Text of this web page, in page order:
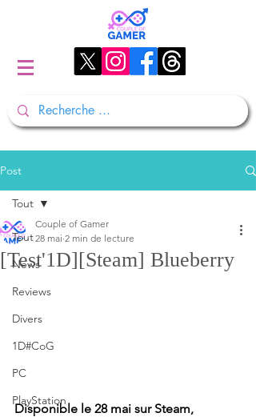
Post
Tout
News
Reviews
Divers
1D#CoG
PC
PlayStation
Tout
[Test'1D][Steam] Blueberry
Couple of Gamer
28 mai 2 min de lecture
Disponible le 28 mai sur Steam,